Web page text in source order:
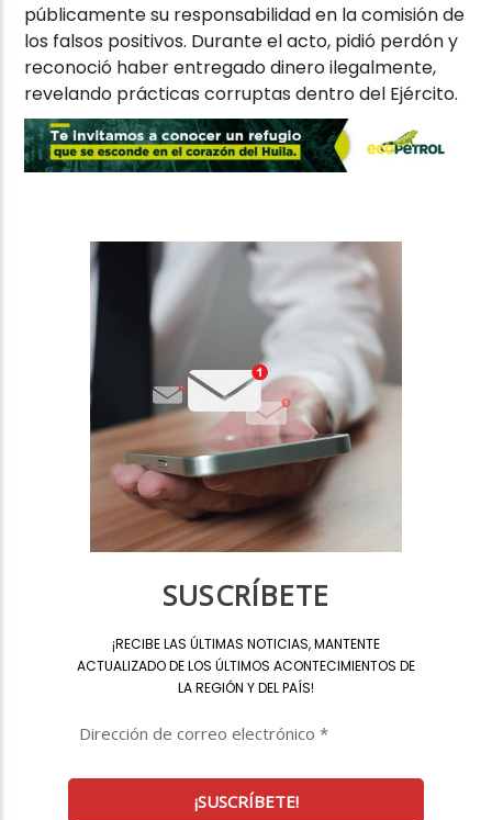
públicamente su responsabilidad en la comisión de
los falsos positivos. Durante el acto, pidió perdón y
reconoció haber entregado dinero ilegalmente,
revelando prácticas corruptas dentro del Ejército.
SUSCRÍBETE
¡RECIBE LAS ÚLTIMAS NOTICIAS, MANTENTE
ACTUALIZADO DE LOS ÚLTIMOS ACONTECIMIENTOS DE
LA REGIÓN Y DEL PAÍS!